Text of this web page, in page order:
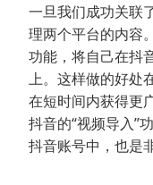
一旦我们成功关联
理两个平台的内容
功能，将自己在抖
上。这样做的好处
在短时间内获得更
抖音的“视频导入”
抖音账号中，也是